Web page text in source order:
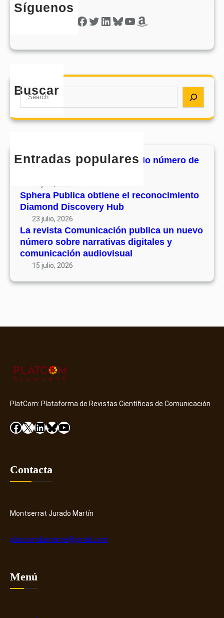
Síguenos
Facebook Twitter LinkedIn Bluesky YouTube Amazon
Buscar
S
a
h
Entradas populares
MHJournal publica el segundo número de
Sphera Publica obtiene el reconocimiento
Diamond Discovery Hub
23 julio, 2026
La revista Comunicación publica un nuevo
número sobre narrativas digitales y
comunicación audiovisual
15 julio, 2026
PlatCom: Plataforma de Revistas Científicas de Comunicación
Facebook X LinkedIn Bluesky YouTube
Contacta
Montserrat Jurado Martín
platcomdiamante@gmail.com
Menú